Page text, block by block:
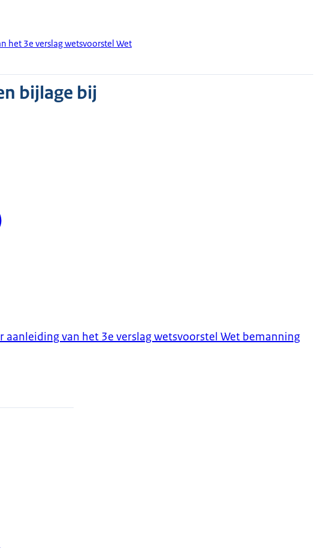
het 3e verslag wetsvoorstel Wet
bijlage bij
van het 3e verslag wetsvoorstel Wet bemanning